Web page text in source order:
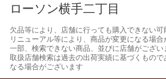
ローソン横手二丁目
欠品等により、店舗に行っても購入できない可
リニューアル等により、商品が変更になる場合
一部、検索できない商品、並びに店舗がござい
取扱店舗検索は過去の出荷実績に基づくもの
なる場合がございます